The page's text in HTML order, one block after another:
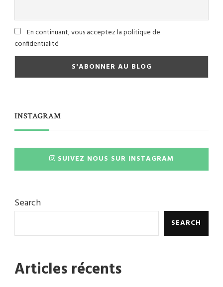
En continuant, vous acceptez la politique de
confidentialité
INSTAGRAM
SUIVEZ NOUS SUR INSTAGRAM
Search
SEARCH
Articles récents